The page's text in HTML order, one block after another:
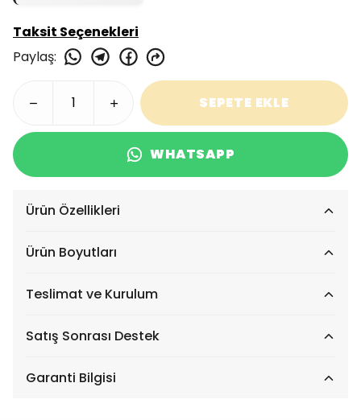
Taksit Seçenekleri
Paylaş:
SEPETE EKLE
WHATSAPP
Ürün Özellikleri
Ürün Boyutları
Teslimat ve Kurulum
Satış Sonrası Destek
Garanti Bilgisi